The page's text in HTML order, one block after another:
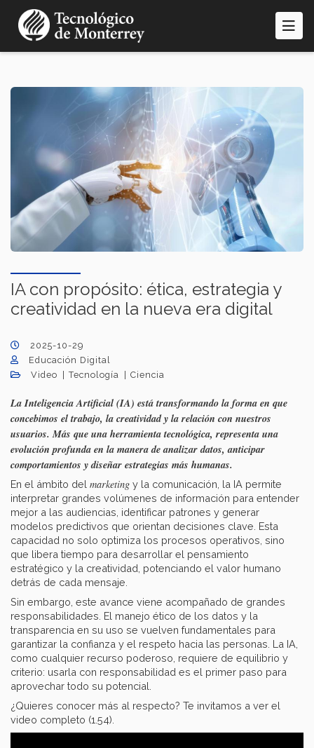
contenido
IA con propósito: ética, estrategia y
creatividad en la nueva era digital
2025-10-29
Educación Digital
Video
Tecnología Ciencia
La Inteligencia Artificial (IA) está transformando la forma en que
concebimos el trabajo, la creatividad y la relación con nuestros
usuarios. Más que una herramienta tecnológica, representa una
evolución profunda en la manera de analizar datos, anticipar
comportamientos y diseñar estrategias más humanas.
En el ámbito del marketing y la comunicación, la IA permite
interpretar grandes volúmenes de información para entender
mejor a las audiencias, identificar patrones y generar
modelos predictivos que orientan decisiones clave. Esta
capacidad no solo optimiza los procesos operativos, sino
que libera tiempo para desarrollar el pensamiento
estratégico y la creatividad, potenciando el valor humano
detrás de cada mensaje.
Sin embargo, este avance viene acompañado de grandes
responsabilidades. El manejo ético de los datos y la
transparencia en su uso se vuelven fundamentales para
garantizar la confianza y el respeto hacia las personas. La IA,
como cualquier recurso poderoso, requiere de equilibrio y
criterio: usarla con responsabilidad es el primer paso para
aprovechar todo su potencial.
¿Quieres conocer más al respecto? Te invitamos a ver el
video completo (1.54).